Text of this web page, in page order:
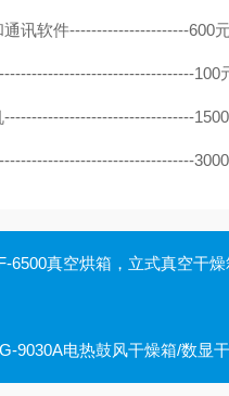
讯软件----------------------600元
100
6500真空烘箱，立式真空干燥
9030A电热鼓风干燥箱/数显